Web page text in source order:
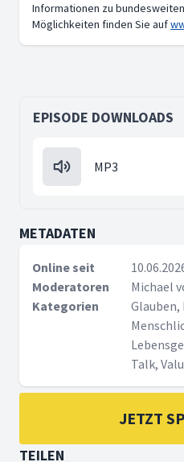
Informationen zu
Möglichkeiten finden Sie auf
EPISODE DOWNLOADS
MP3
METADATEN
Online seit
Moderatoren
Michael
Kategorien
Talk,
JETZT
TEILEN